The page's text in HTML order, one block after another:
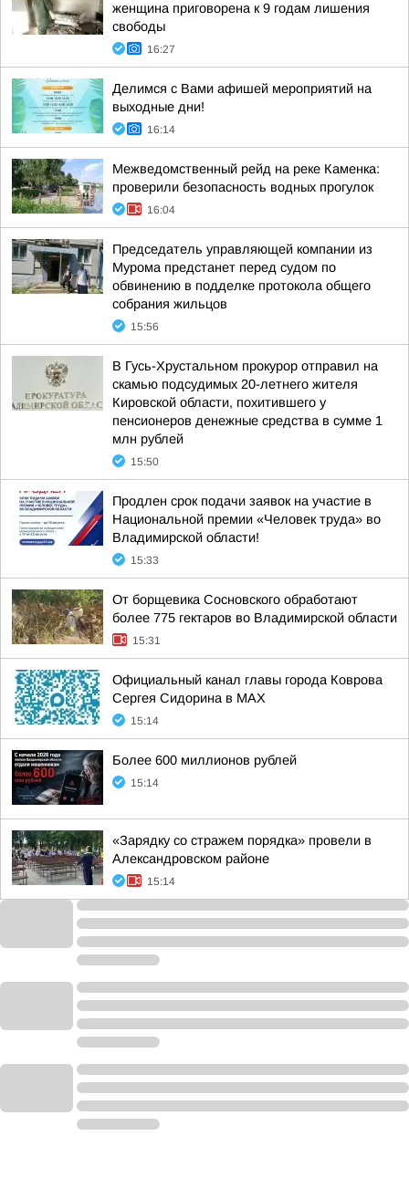
женщина приговорена к 9 годам лишения
свободы
16:27
Делимся с Вами афишей мероприятий на
выходные дни!
16:14
Межведомственный рейд на реке Каменка:
проверили безопасность водных прогулок
16:04
Председатель управляющей компании из
Мурома предстанет перед судом по
обвинению в подделке протокола общего
собрания жильцов
15:56
В Гусь-Хрустальном прокурор отправил на
скамью подсудимых 20-летнего жителя
Кировской области, похитившего у
пенсионеров денежные средства в сумме 1
млн рублей
15:50
Продлен срок подачи заявок на участие в
Национальной премии «Человек труда» во
Владимирской области!
15:33
От борщевика Сосновского обработают
более 775 гектаров во Владимирской области
15:31
Официальный канал главы города Коврова
Сергея Сидорина в МАХ
15:14
Более 600 миллионов рублей
15:14
«Зарядку со стражем порядка» провели в
Александровском районе
15:14